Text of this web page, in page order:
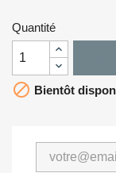
Quantité
 Bientôt